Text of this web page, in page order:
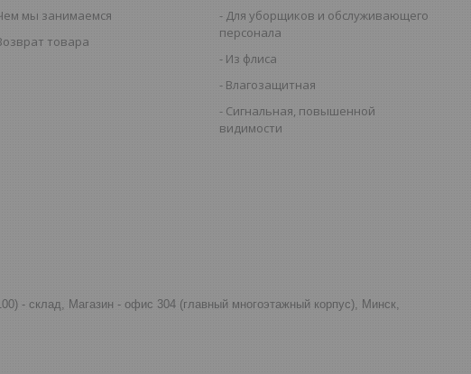
мы занимаемся
товара
Для уборщиков и обслуживающего
персонала
Из флиса
Влагозащитная
Сигнальная, повышенной
видимости
- склад, Магазин - офис 304 (главный многоэтажный корпус), Минск,